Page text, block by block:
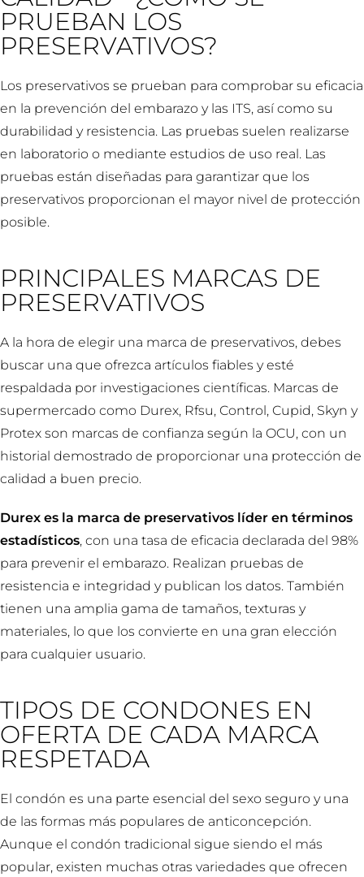
PRUEBAN LOS
PRESERVATIVOS?
Los preservativos se prueban para comprobar su eficacia
en la prevención del embarazo y las ITS, así como su
durabilidad y resistencia. Las pruebas suelen realizarse
en laboratorio o mediante estudios de uso real. Las
pruebas están diseñadas para garantizar que los
preservativos proporcionan el mayor nivel de protección
posible.
PRINCIPALES MARCAS DE
PRESERVATIVOS
A la hora de elegir una marca de preservativos, debes
buscar una que ofrezca artículos fiables y esté
respaldada por investigaciones científicas. Marcas de
supermercado como Durex, Rfsu, Control, Cupid, Skyn y
Protex son marcas de confianza según la OCU, con un
historial demostrado de proporcionar una protección de
calidad a buen precio.
Durex es la marca de preservativos líder en términos
estadísticos, con una tasa de eficacia declarada del 98%
para prevenir el embarazo. Realizan pruebas de
resistencia e integridad y publican los datos. También
tienen una amplia gama de tamaños, texturas y
materiales, lo que los convierte en una gran elección
para cualquier usuario.
TIPOS DE CONDONES EN
OFERTA DE CADA MARCA
RESPETADA
El condón es una parte esencial del sexo seguro y una
de las formas más populares de anticoncepción.
Aunque el condón tradicional sigue siendo el más
popular, existen muchas otras variedades que ofrecen